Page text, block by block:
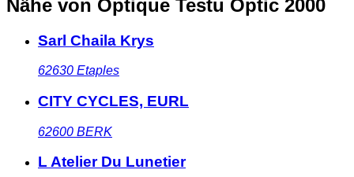
Nähe von Optique Testu Optic 2000
Sarl Chaila Krys
62630 Etaples
CITY CYCLES, EURL
62600 BERK
L Atelier Du Lunetier